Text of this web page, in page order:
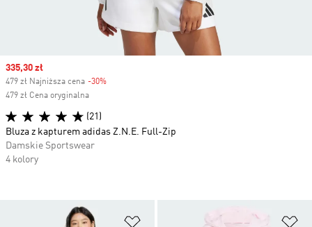
Dodaj do listy życzeń
Sale price
335,30 zł
479 zł Najniższa cena -30%
479 zł Cena oryginalna
(21)
Bluza z kapturem adidas Z.N.E. Full-Zip
Damskie Sportswear
4 kolory